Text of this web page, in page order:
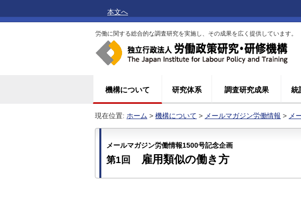
本文へ
労働に関する総合的な調査研究を実施し、その成果を広く提供しています。
機構について 研究体系 調査研究成果 統
現在位置: ホーム > 機構について > メールマガジン労働情報 > メ
メールマガジン労働情報1500号記念企画
第1回 雇用類似の働き方